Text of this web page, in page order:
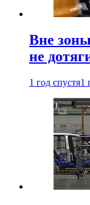
Вне
не
1 год спустя1